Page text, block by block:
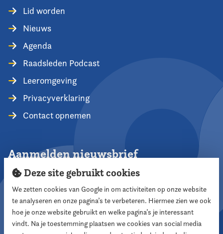
Lid worden
Nieuws
Agenda
Raadsleden Podcast
Leeromgeving
Privacyverklaring
Contact opnemen
Aanmelden nieuwsbrief
Aanmelden
Deze site gebruikt cookies
We zetten cookies van Google in om activiteiten op onze website
te analyseren en onze pagina’s te verbeteren. Hiermee zien we ook
hoe je onze website gebruikt en welke pagina’s je interessant
vindt. Na je toestemming plaatsen we cookies van social media